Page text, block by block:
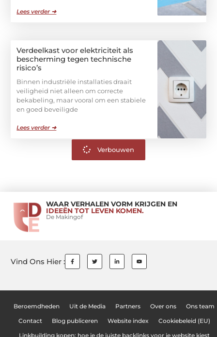
Lees verder ➜
Verdeelkast voor elektriciteit als
bescherming tegen technische
risico’s
Binnen industriële installaties draait
veiligheid niet alleen om correcte
bekabeling, maar vooral om een stabiele
en goed beveiligde
Lees verder ➜
Verbouwen
WAAR VERHALEN VORM KRIJGEN EN
IDEEËN TOT LEVEN KOMEN.
De Makingof
Vind Ons Hier :
Beroemdheden Uit de Media Partners Over ons Ons team
Contact Blog publiceren Website index Cookiebeleid (EU)